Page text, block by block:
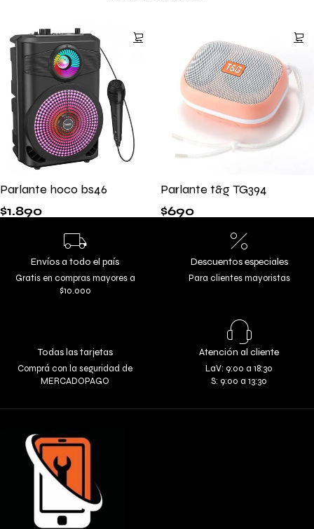
Parlante hoco bs46
$1.890
Parlante t&g TG394
$690
Envíos a todo el país
Gratis en compras mayores a
$10.000
Descuentos especiales
Para clientes mayoristas
Todas las tarjetas
Comprá con la seguridad de
MERCADOPAGO
Atención al cliente
LaV: 9:00 a 18:30
S: 9:00 a 13:30